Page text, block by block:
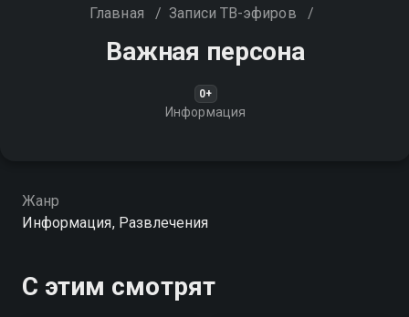
Главная / Записи ТВ-эфиров /
Важная персона
0+
Информация
Жанр
Информация, Развлечения
С этим смотрят